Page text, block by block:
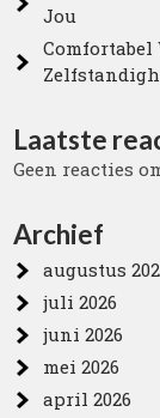
Jou
Laatste
Geen reacties
Archief
augustus
juli 2026
juni 2026
mei 2026
april 2026